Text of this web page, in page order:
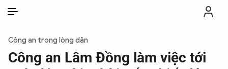
THỜI SỰ
Công an trong lòng dân
Công an Lâm Đồng làm việc tới